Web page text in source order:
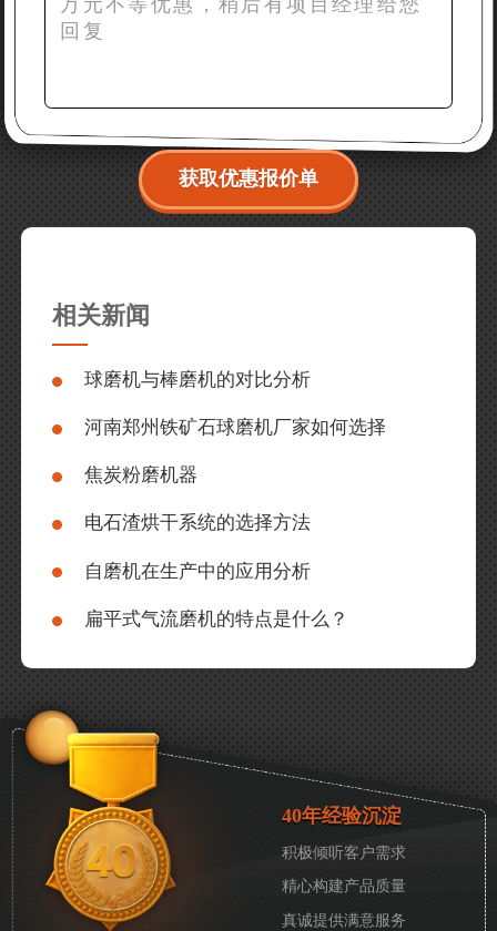
获取优惠报价单
相关新闻
球磨机与棒磨机的对比分析
河南郑州铁矿石球磨机厂家如何选择
焦炭粉磨机器
电石渣烘干系统的选择方法
自磨机在生产中的应用分析
扁平式气流磨机的特点是什么？
40年经验沉淀
积极倾听客户需求
精心构建产品质量
真诚提供满意服务